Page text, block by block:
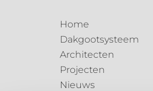
Home
Dakgootsysteem
Architecten
Projecten
Nieuws